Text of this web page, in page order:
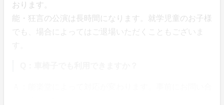
おります。
能・狂言の公演は長時間になります。就学児童のお子様
でも、場合によってはご退場いただくこともございま